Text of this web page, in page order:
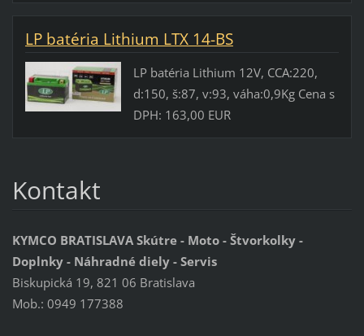
LP batéria Lithium LTX 14-BS
LP batéria Lithium 12V, CCA:220,
d:150, š:87, v:93, váha:0,9Kg Cena s
DPH: 163,00 EUR
Kontakt
KYMCO BRATISLAVA Skútre - Moto - Štvorkolky -
Doplnky - Náhradné diely - Servis
Biskupická 19, 821 06 Bratislava
Mob.: 0949 177388